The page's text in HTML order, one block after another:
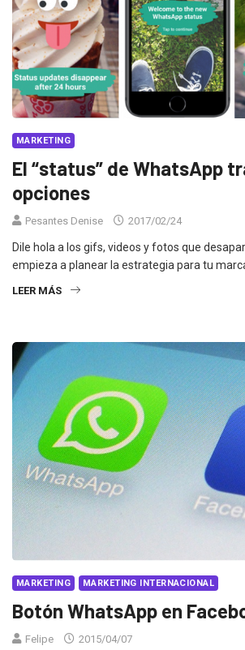
MARKETING
El “status” de WhatsApp
opciones
Pesantes Denise 2017/02/24
Dile hola a los gifs, videos y fotos que
empieza a planear la estrategia para tu
LEER MÁS
MARKETING MARKETING INTERNACIONAL
Botón WhatsApp en
Felipe 2015/04/07